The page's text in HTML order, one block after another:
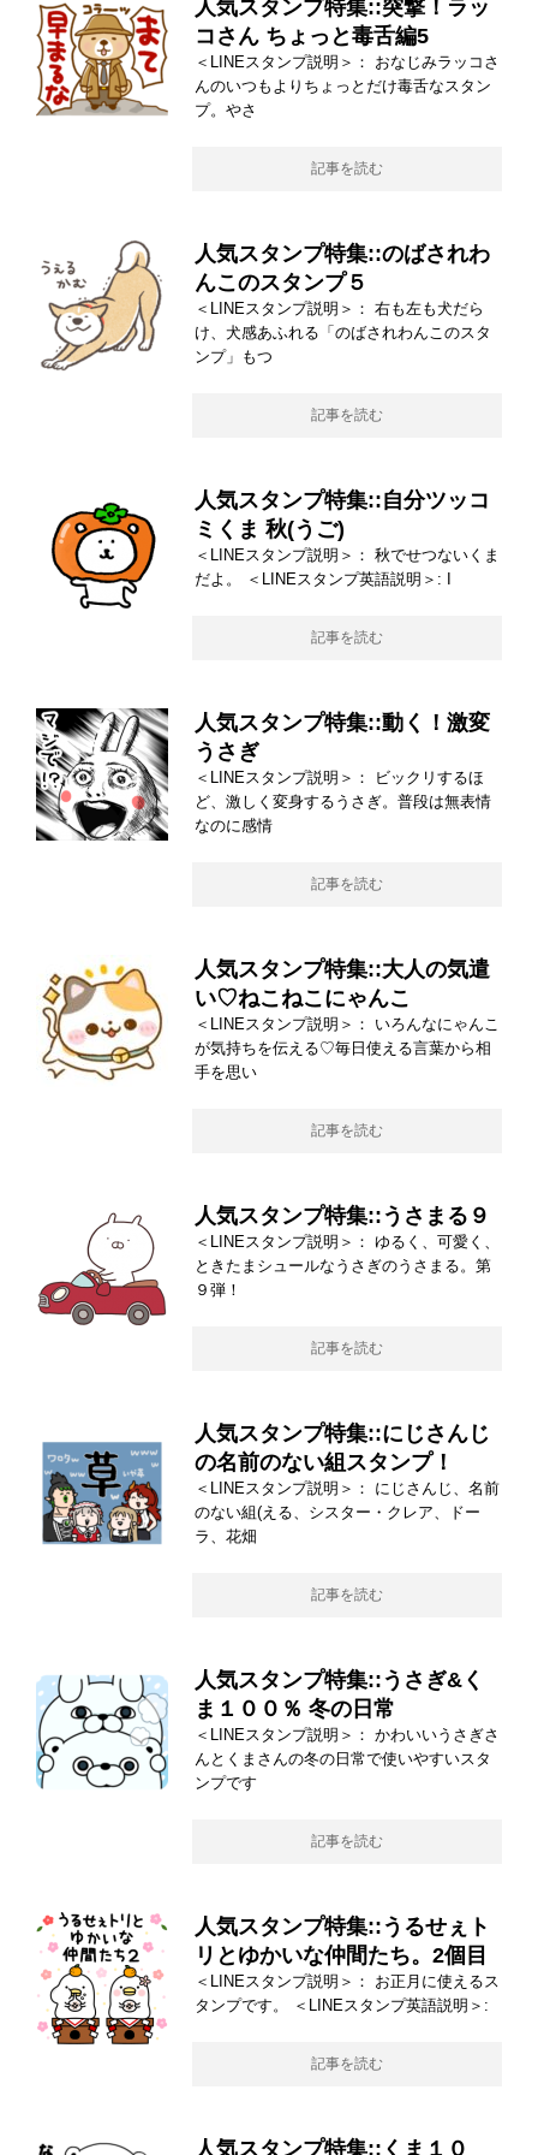
人気スタンプ特集::突撃！ラッ
コさん ちょっと毒舌編5
＜LINEスタンプ説明＞： おなじみラッコさ
んのいつもよりちょっとだけ毒舌なスタン
プ。やさ
記事を読む
人気スタンプ特集::のばされわ
んこのスタンプ５
＜LINEスタンプ説明＞： 右も左も犬だら
け、犬感あふれる「のばされわんこのスタ
ンプ」もつ
記事を読む
人気スタンプ特集::自分ツッコ
ミくま 秋(うご)
＜LINEスタンプ説明＞： 秋でせつないくま
だよ。 ＜LINEスタンプ英語説明＞: I
記事を読む
人気スタンプ特集::動く！激変
うさぎ
＜LINEスタンプ説明＞： ビックリするほ
ど、激しく変身するうさぎ。普段は無表情
なのに感情
記事を読む
人気スタンプ特集::大人の気遣
い♡ねこねこにゃんこ
＜LINEスタンプ説明＞： いろんなにゃんこ
が気持ちを伝える♡毎日使える言葉から相
手を思い
記事を読む
人気スタンプ特集::うさまる９
＜LINEスタンプ説明＞： ゆるく、可愛く、
ときたまシュールなうさぎのうさまる。第
９弾！
記事を読む
人気スタンプ特集::にじさんじ
の名前のない組スタンプ！
＜LINEスタンプ説明＞： にじさんじ、名前
のない組(える、シスター・クレア、ドー
ラ、花畑
記事を読む
人気スタンプ特集::うさぎ&く
ま１００％ 冬の日常
＜LINEスタンプ説明＞： かわいいうさぎさ
んとくまさんの冬の日常で使いやすいスタ
ンプです
記事を読む
人気スタンプ特集::うるせぇト
リとゆかいな仲間たち。2個目
＜LINEスタンプ説明＞： お正月に使えるス
タンプです。 ＜LINEスタンプ英語説明＞:
記事を読む
人気スタンプ特集::くま１０